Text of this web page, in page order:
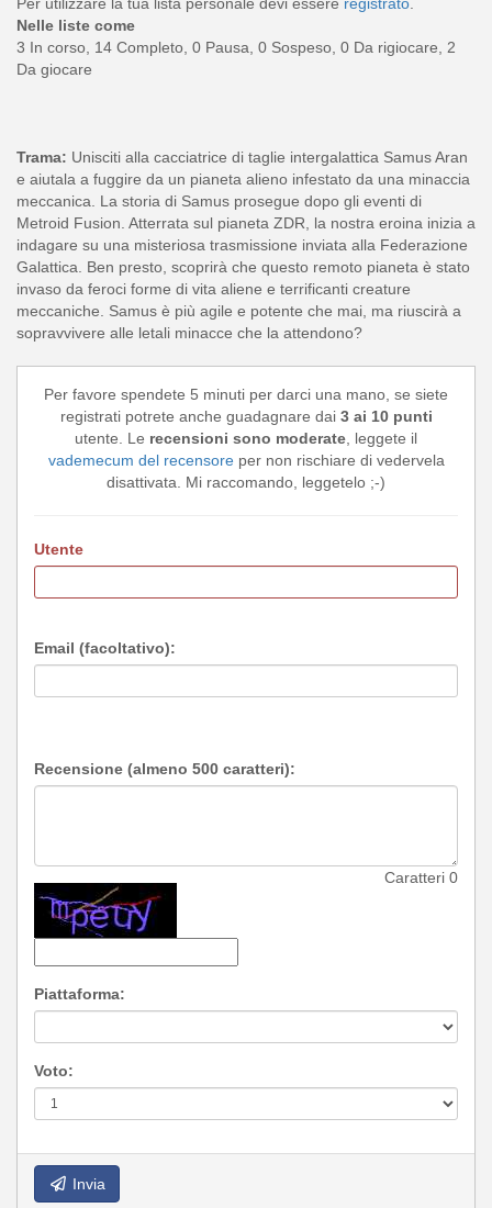
Per utilizzare la tua lista personale devi essere registrato.
Nelle liste come
3 In corso, 14 Completo, 0 Pausa, 0 Sospeso, 0 Da rigiocare, 2
Da giocare
Trama: Unisciti alla cacciatrice di taglie intergalattica Samus Aran
e aiutala a fuggire da un pianeta alieno infestato da una minaccia
meccanica. La storia di Samus prosegue dopo gli eventi di
Metroid Fusion. Atterrata sul pianeta ZDR, la nostra eroina inizia a
indagare su una misteriosa trasmissione inviata alla Federazione
Galattica. Ben presto, scoprirà che questo remoto pianeta è stato
invaso da feroci forme di vita aliene e terrificanti creature
meccaniche. Samus è più agile e potente che mai, ma riuscirà a
sopravvivere alle letali minacce che la attendono?
Per favore spendete 5 minuti per darci una mano, se siete
registrati potrete anche guadagnare dai 3 ai 10 punti
utente. Le recensioni sono moderate, leggete il
vademecum del recensoreper non rischiare di vedervela
disattivata. Mi raccomando, leggetelo ;-)
Utente
Email (facoltativo):
Recensione (almeno 500 caratteri):
Caratteri 0
Piattaforma:
Voto:
Invia